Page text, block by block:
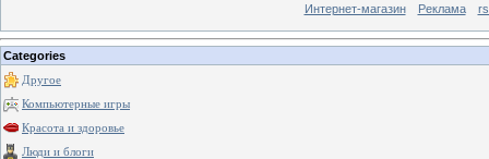
Интернет-магазин
Реклама
Categories
Другое
Компьютерные игры
Красота и здоровье
Люди и блоги